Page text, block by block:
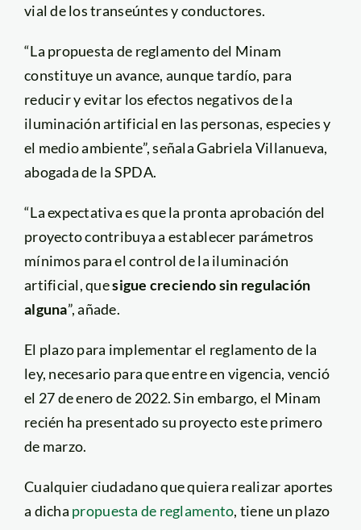
vial de los transeúntes y conductores.
“La propuesta de reglamento del Minam
constituye un avance, aunque tardío, para
reducir y evitar los efectos negativos de la
iluminación artificial en las personas, especies y
el medio ambiente”, señala Gabriela Villanueva,
abogada de la SPDA.
“La expectativa es que la pronta aprobación del
proyecto contribuya a establecer parámetros
mínimos para el control de la iluminación
artificial, quesigue creciendo sin regulación
alguna”, añade.
El plazo para implementar el reglamento de la
ley, necesario para que entre en vigencia, venció
el 27 de enero de 2022. Sin embargo, el Minam
recién ha presentado su proyecto este primero
de marzo.
Cualquier ciudadano que quiera realizar aportes
a dicha propuesta de reglamento, tiene un plazo